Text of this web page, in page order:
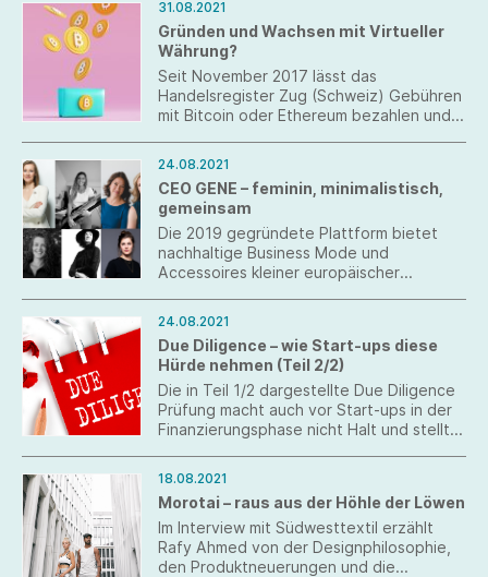
für beide Seiten mit einigen Tücken
verbunden.
31.08.2021
Gründen und Wachsen mit Virtueller
Währung?
Seit November 2017 lässt das
Handelsregister Zug (Schweiz) Gebühren
mit Bitcoin oder Ethereum bezahlen und
Kryptowährungen (Tokens) in
Deutschland keine staatlichen
Zahlungsmittel dar und können diese auch
nicht ersetzen. Um den Anschluss nicht
zu verpassen, müssen deutsche
Investoren und Registergerichte sich dem
Überlegungen für den Einsatz von
Kryptowährungen bei der Kapitalisierung
der GmbH dargestellt.
24.08.2021
CEO GENE – feminin, minimalistisch,
gemeinsam
Die 2019 gegründete Plattform bietet
nachhaltige Business Mode und
Accessoires kleiner europäischer
wichtigen Themen aufklären, Frauen in
ihren Karrieren unterstützen, Vorbilder
vorstellen und gemeinsam bessere
nachhaltige Lösungen finden.
24.08.2021
Due Diligence – wie Start-ups diese
Hürde nehmen (Teil 2/2)
Die in Teil 1/2 dargestellte Due Diligence
Prüfung macht auch vor Start-ups in der
Finanzierungsphase nicht Halt und stellt
Wie können Betriebsgeheimnisse,
Arbeitnehmerdaten und
Gesellschafterrechte geschützt und
trotzdem eine erfolgreiche Due Diligence
durchgeführt werden?
18.08.2021
Morotai – raus aus der Höhle der Löwen
Im Interview mit Südwesttextil erzählt
Rafy Ahmed von der Designphilosophie,
den Produktneuerungen und die